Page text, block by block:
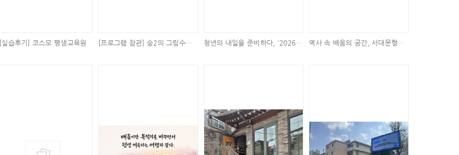
[실습후기] 코스모 평생교육원 [프로그램 참관] 숭2의 그림수다방 청년의 내일을 준비하다, '2026 서울청년정책박람회' 개최 역사 속 배움의 공간, 서대문형무소에 가다